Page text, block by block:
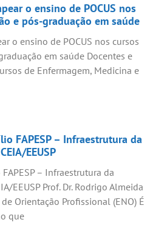
o ensino de POCUS nos
e pós-graduação em saúde
o ensino de POCUS nos cursos
em saúde Docentes e
de Enfermagem, Medicina e
FAPESP – Infraestrutura da
EEUSP
– Infraestrutura da
EEUSP Prof. Dr. Rodrigo Almeida
Orientação Profissional (ENO) É
que